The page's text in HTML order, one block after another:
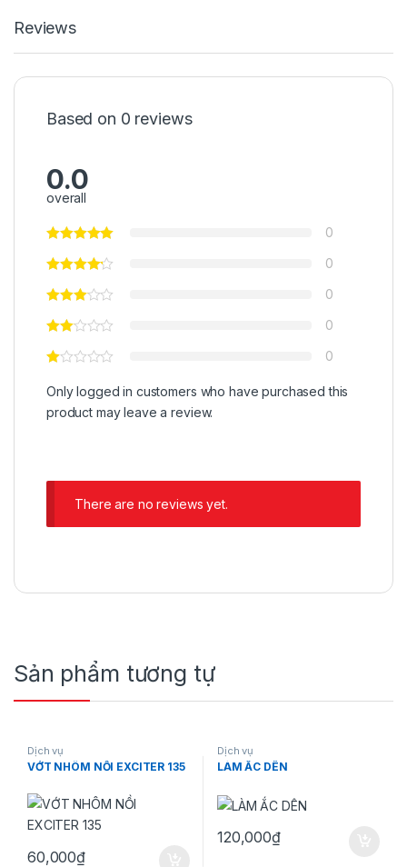
Reviews
Based on 0 reviews
0.0
overall
0
0
0
0
0
Only logged in customers who have purchased this
product may leave a review.
There are no reviews yet.
Sản phẩm tương tự
Dịch vụ
VỚT NHÔM NỒI EXCITER 135
60,000₫
Dịch vụ
LÀM ẮC DÊN
120,000₫